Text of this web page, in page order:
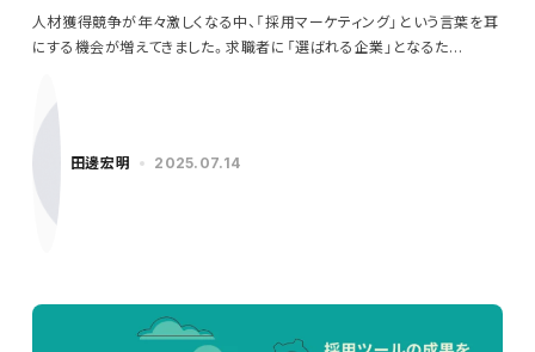
人材獲得競争が年々激しくなる中、「採用マーケティング」という言葉を耳
にする機会が増えてきました。求職者に「選ばれる企業」となるた…
田邊宏明 2025.07.14